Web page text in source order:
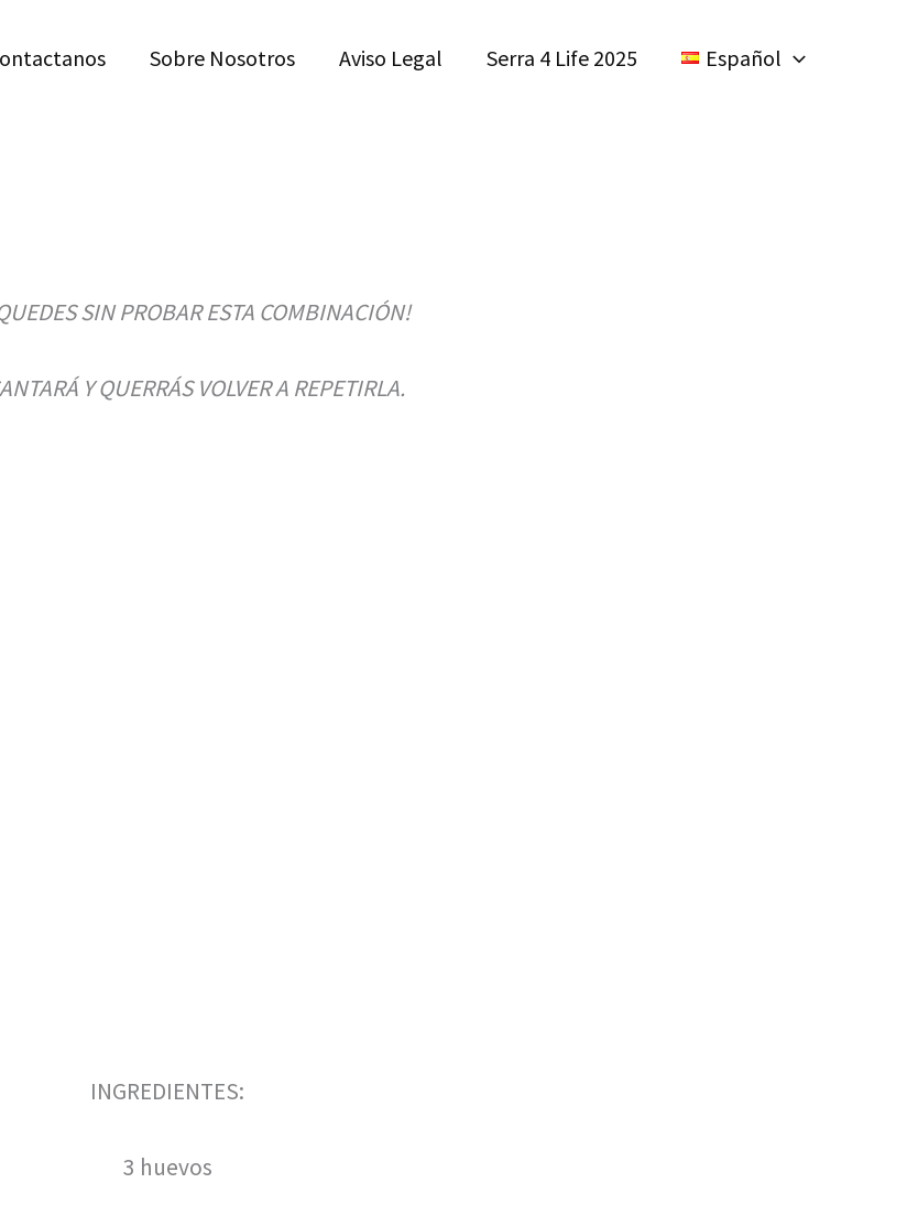
Sobre Nosotros Aviso Legal Serra 4 Life 2025 Español
SIN PROBAR ESTA COMBINACIÓN!
Y QUERRÁS VOLVER A REPETIRLA.
INGREDIENTES:
3 huevos